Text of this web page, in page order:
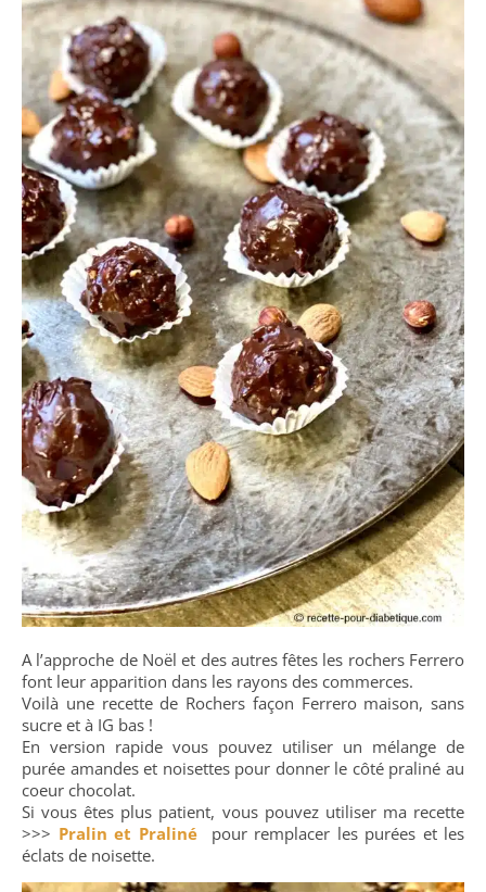
A l’approche de Noël et des autres fêtes les rochers Ferrero
font leur apparition dans les rayons des commerces.
Voilà une recette de Rochers façon Ferrero maison, sans
sucre et à IG bas !
En version rapide vous pouvez utiliser un mélange de
purée amandes et noisettes pour donner le côté praliné au
coeur chocolat.
Si vous êtes plus patient, vous pouvez utiliser ma recette
>>> Pralin et Pralinépour remplacer les purées et les
éclats de noisette.